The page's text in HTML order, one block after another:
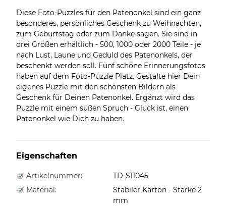
Diese Foto-Puzzles für den Patenonkel sind ein ganz
besonderes, persönliches Geschenk zu Weihnachten,
zum Geburtstag oder zum Danke sagen. Sie sind in
drei Größen erhältlich - 500, 1000 oder 2000 Teile - je
nach Lust, Laune und Geduld des Patenonkels, der
beschenkt werden soll. Fünf schöne Erinnerungsfotos
haben auf dem Foto-Puzzle Platz. Gestalte hier Dein
eigenes Puzzle mit den schönsten Bildern als
Geschenk für Deinen Patenonkel. Ergänzt wird das
Puzzle mit einem süßen Spruch - Glück ist, einen
Patenonkel wie Dich zu haben.
Eigenschaften
Artikelnummer:
TD-S11045
Material:
Stabiler Karton - Stärke 2
mm